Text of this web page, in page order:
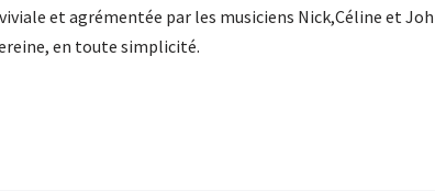
et agrémentée par les musiciens Nick,Céline et
en toute simplicité.